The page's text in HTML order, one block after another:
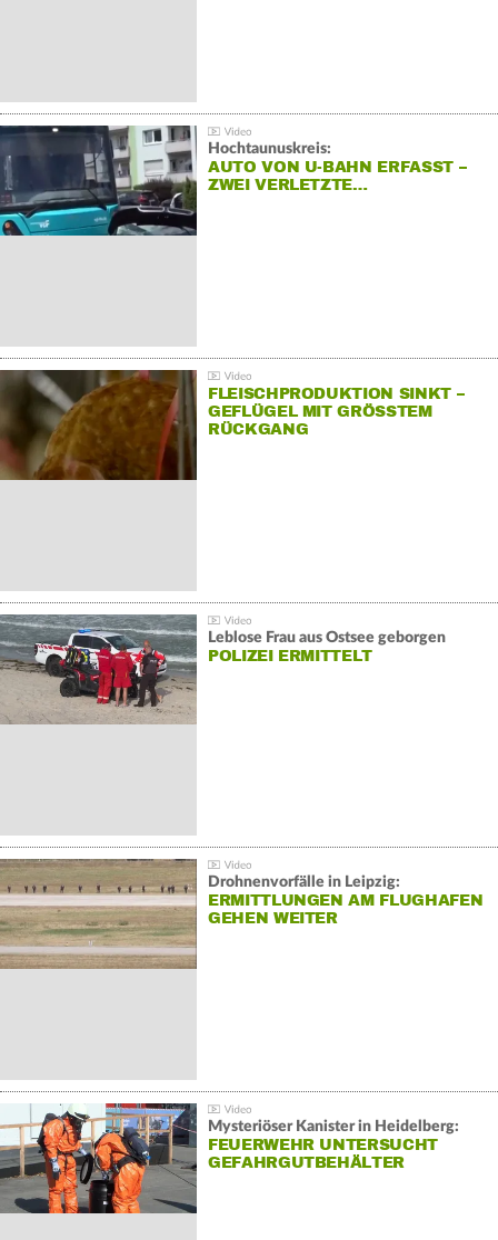
Hochtaunuskreis:
AUTO VON U-BAHN ERFASST –
ZWEI VERLETZTE…
FLEISCHPRODUKTION SINKT –
GEFLÜGEL MIT GRÖSSTEM R
ÜCKGANG
Leblose Frau aus Ostsee geborgen
POLIZEI ERMITTELT
Drohnenvorfälle in Leipzig:
ERMITTLUNGEN AM FLUGHAFEN
GEHEN WEITER
Mysteriöser Kanister in Heidelberg:
FEUERWEHR UNTERSUCHT
GEFAHRGUTBEHÄLTER